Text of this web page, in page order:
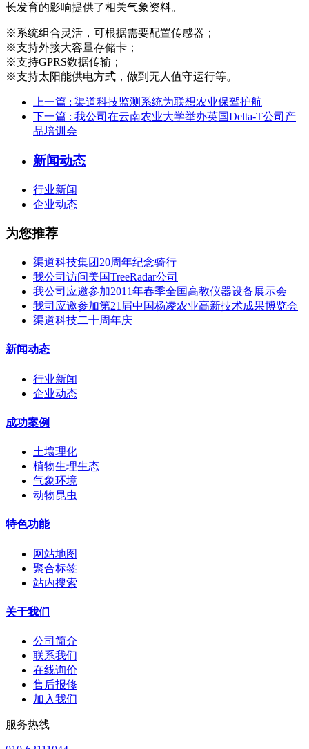
长发育的影响提供了相关气象资料。
※系统组合灵活，可根据需要配置传感器；
※支持外接大容量存储卡；
※支持GPRS数据传输；
※支持太阳能供电方式，做到无人值守运行等。
上一篇 : 渠道科技监测系统为联想农业保驾护航
下一篇 : 我公司在云南农业大学举办英国Delta-T公司产
品培训会
新闻动态
行业新闻
企业动态
为您推荐
渠道科技集团20周年纪念骑行
我公司访问美国TreeRadar公司
我公司应邀参加2011年春季全国高教仪器设备展示会
我司应邀参加第21届中国杨凌农业高新技术成果博览会
渠道科技二十周年庆
新闻动态
行业新闻
企业动态
成功案例
土壤理化
植物生理生态
气象环境
动物昆虫
特色功能
网站地图
聚合标签
站内搜索
关于我们
公司简介
联系我们
在线询价
售后报修
加入我们
服务热线